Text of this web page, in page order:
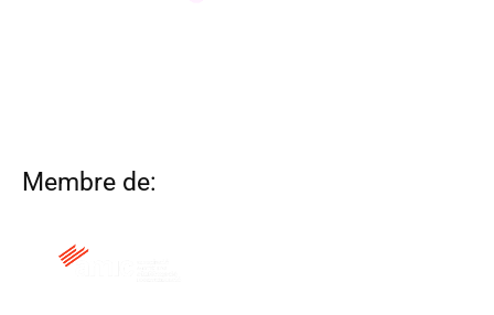
Membre de: